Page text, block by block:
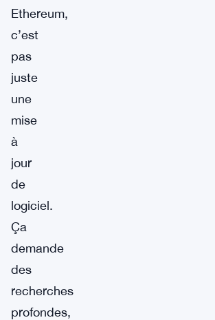
Ethereum,
c’est
pas
juste
une
mise
à
jour
de
logiciel.
Ça
demande
des
recherches
profondes,